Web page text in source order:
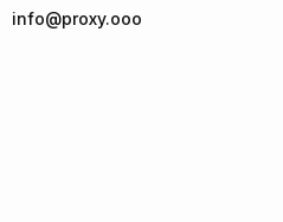
info@proxy.ooo